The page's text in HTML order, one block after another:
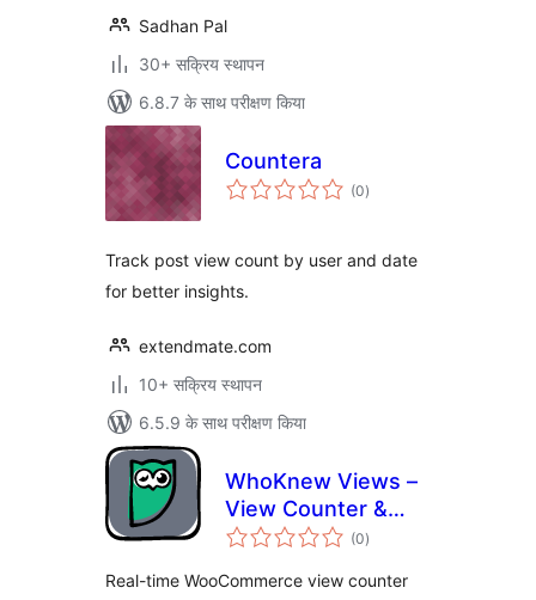
Sadhan Pal
30+ सक्रिय स्थापन
6.8.7 के साथ परीक्षण किया
Countera
(0कुल
दर)
Track post view count by user and date
for better insights.
extendmate.com
10+ सक्रिय स्थापन
6.5.9 के साथ परीक्षण किया
WhoKnew Views –
View Counter &
Social Proof for
(0कुल
दर)
Real-time WooCommerce view counter